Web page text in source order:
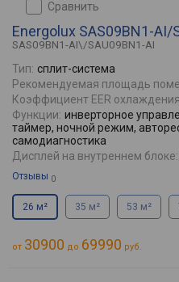
сравнить
Energolux SAS09BN1-AI/
SAS09BN1-AI\/SAU09BN1-AI
Тип: сплит-система
Рекомендуемая площадь
Коэффициент EER
Функции: инверторное
таймер, ночной режим,
самодиагностика
Дисплей на внутреннем блоке:
Отзывы 0
26 м² 35 м² 53 м²
от 30900 до 69990 руб.